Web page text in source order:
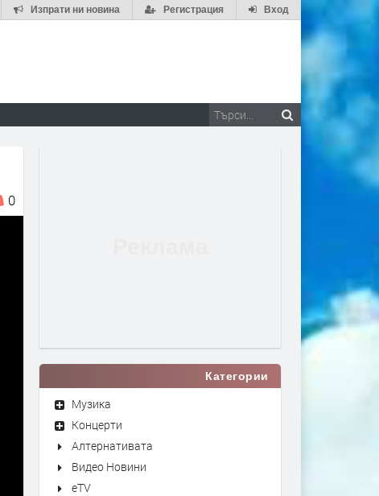
Вход
Регистрация
Изпрати ни новина
0
Категории
Музика
Концерти
Алтернативата
Видео Новини
eTV